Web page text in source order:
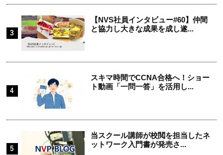
【NVS社員インタビュー#60】仲間
と協力し大きな成果を成し遂...
スキマ時間でCCNA合格へ！ショー
ト動画「一問一答」を活用し...
当スクール講師が校閲を担当したネ
ットワーク入門書が発売さ...